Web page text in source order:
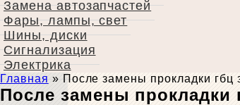
Замена автозапчастей
Фары, лампы, свет
Шины, диски
Сигнализация
Электрика
Главная » После замены прокладки гбц
После замены прокладки